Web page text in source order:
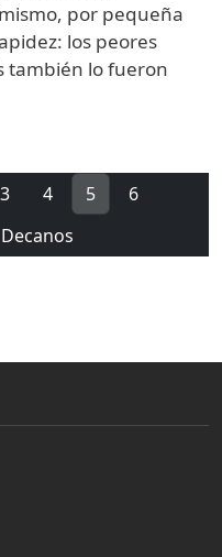
por pequeña
los peores
también lo fueron
3 4 5
6
Decanos